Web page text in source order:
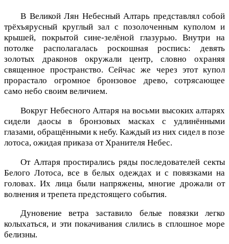
В Великой Лян Небесный Алтарь представлял собой
трёхъярусный круглый зал с позолоченным куполом и
крышей, покрытой сине-зелёной глазурью. Внутри на
потолке располагалась роскошная роспись: девять
золотых драконов окружали центр, словно охраняя
священное пространство. Сейчас же через этот купол
прорастало огромное бронзовое древо, сотрясающее
само небо своим величием.
Вокруг Небесного Алтаря на восьми высоких алтарях
сидели даосы в бронзовых масках с удлинёнными
глазами, обращёнными к небу. Каждый из них сидел в позе
лотоса, ожидая приказа от Хранителя Небес.
От Алтаря простирались ряды последователей секты
Белого Лотоса, все в белых одеждах и с повязками на
головах. Их лица были напряжены, многие дрожали от
волнения и трепета предстоящего события.
Дуновение ветра заставило белые повязки легко
колыхаться, и эти покачивания слились в сплошное море
белизны.